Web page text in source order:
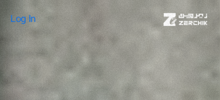
Log In
Log In